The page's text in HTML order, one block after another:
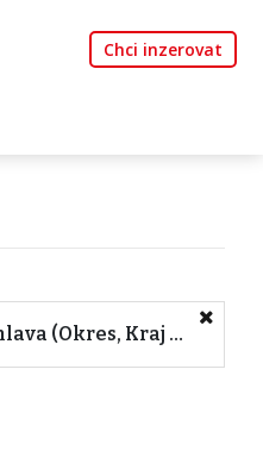
Chci inzerovat
Jihlava (Okres, Kraj Vysočina)